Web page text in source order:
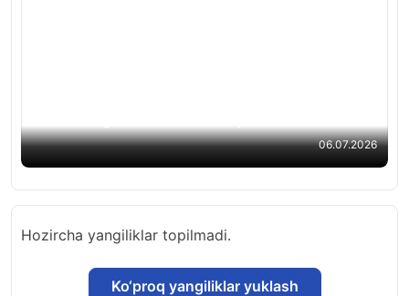
06.07.2026
Hozircha yangiliklar topilmadi.
Ko‘proq yangiliklar yuklash